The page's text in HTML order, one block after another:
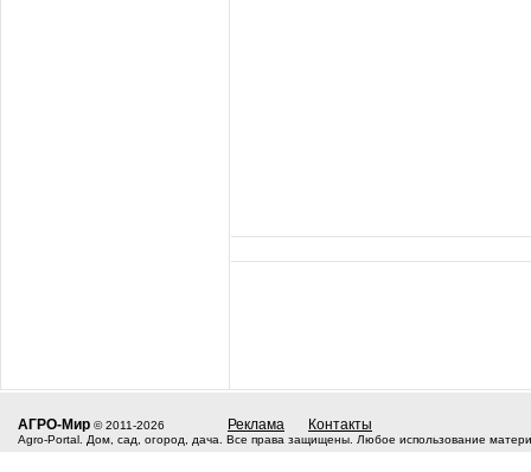
АГРО-Мир © 2011-2026 Реклама Контакты
Agro-Portal. Дом, сад, огород, дача. Все права защищены. Любое использование